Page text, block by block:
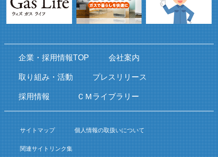
企業・採用情報TOP 会社案内
取り組み・活動 プレスリリース
採用情報 ＣＭライブラリー
サイトマップ 個人情報の取扱いについて
関連サイトリンク集